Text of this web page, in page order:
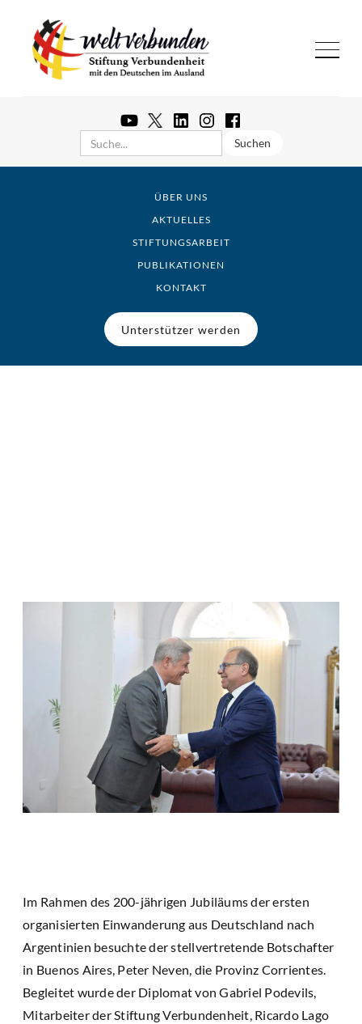
ÜBER UNS
AKTUELLES
STIFTUNGSARBEIT
PUBLIKATIONEN
KONTAKT
Unterstützer werden
Im Rahmen des 200-jährigen Jubiläums der ersten
organisierten Einwanderung aus Deutschland nach
Argentinien besuchte der stellvertretende Botschafter
in Buenos Aires, Peter Neven, die Provinz Corrientes.
Begleitet wurde der Diplomat von Gabriel Podevils,
Mitarbeiter der Stiftung Verbundenheit, Ricardo Lago